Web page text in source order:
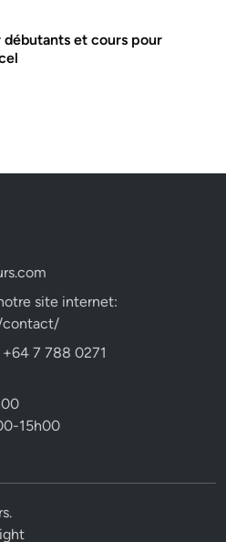
débutants et cours pour
site internet:
contact/
7 788 0271
15h00
.